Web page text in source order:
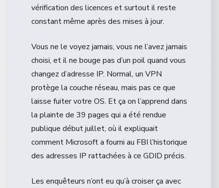
vérification des licences et surtout il reste
constant même après des mises à jour.
Vous ne le voyez jamais, vous ne l’avez jamais
choisi, et il ne bouge pas d’un poil quand vous
changez d’adresse IP. Normal, un VPN
protège la couche réseau, mais pas ce que
laisse fuiter votre OS. Et ça on l’apprend dans
la plainte de 39 pages qui a été rendue
publique début juillet, où il expliquait
comment Microsoft a fourni au FBI l’historique
des adresses IP rattachées à ce GDID précis.
Les enquêteurs n’ont eu qu’à croiser ça avec